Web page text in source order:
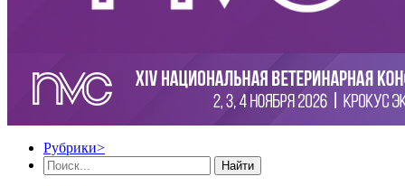
Рубрики>
Найти